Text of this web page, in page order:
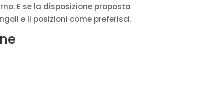
E se la disposizione proposta
e li posizioni come preferisci.